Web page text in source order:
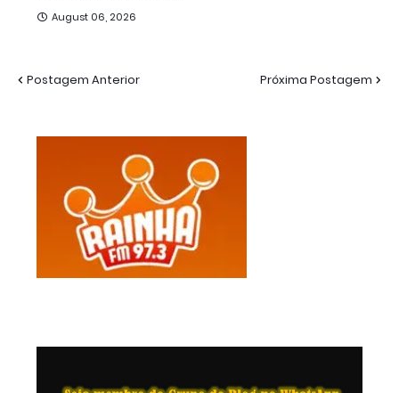
August 06, 2026
Postagem Anterior Próxima Postagem